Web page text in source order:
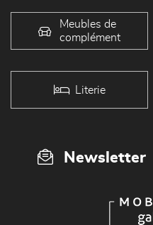
Meubles de
complément
Literie
Newsletter